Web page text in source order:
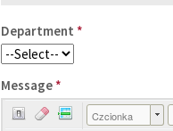
Department *
Message *
Czcionka